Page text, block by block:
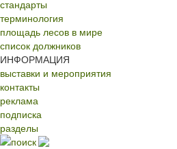
стандарты
терминология
площадь лесов в мире
список должников
ИНФОРМАЦИЯ
выставки и мероприятия
контакты
реклама
подписка
разделы
поиск